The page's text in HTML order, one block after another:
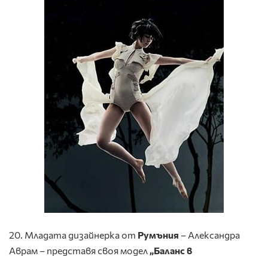
20. Младата дизайнерка от Румъния – Александра
Аврам – представя своя модел „Баланс в